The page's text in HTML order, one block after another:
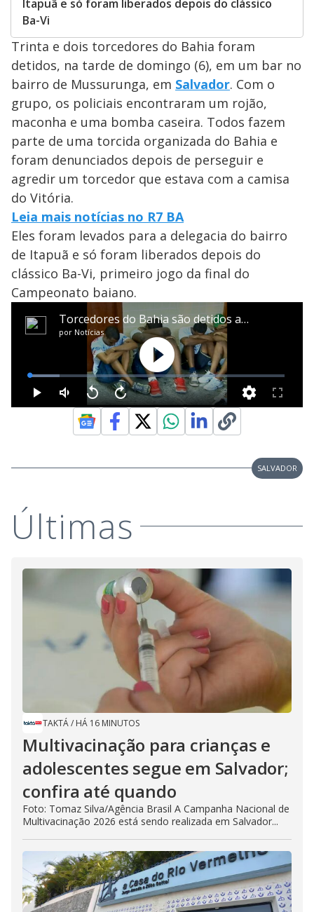
Itapuã e só foram liberados depois do clássico
Ba-Vi
Trinta e dois torcedores do Bahia foram
detidos, na tarde de domingo (6), em um bar no
bairro de Mussurunga, em Salvador. Com o
grupo, os policiais encontraram um rojão,
maconha e uma bomba caseira. Todos fazem
parte de uma torcida organizada do Bahia e
foram denunciados depois de perseguir e
agredir um torcedor que estava com a camisa
do Vitória.
Leia mais notícias no R7 BA
Eles foram levados para a delegacia do bairro
de Itapuã e só foram liberados depois do
clássico Ba-Vi, primeiro jogo da final do
Campeonato baiano.
SALVADOR
Últimas
TAKTÁ/ HÁ 16 MINUTOS
Multivacinação para crianças e
adolescentes segue em Salvador;
confira até quando
Foto: Tomaz Silva/Agência Brasil A Campanha Nacional de
Multivacinação 2026 está sendo realizada em Salvador...